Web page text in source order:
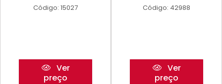
Código: 15027
Ver
preço
Código: 42988
Ver
preço